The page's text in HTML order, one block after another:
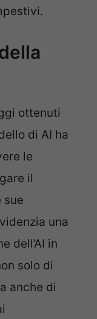
ottenuti
di AI ha
le
il
sue
una
dell’AI in
solo di
anche di